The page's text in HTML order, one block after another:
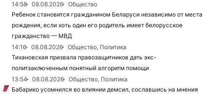
14:58 08.08.2026
Общество
Ребенок становится гражданином Беларуси независимо от места
рождения, если хоть один его родитель имеет белорусское
гражданство — МВД
14:16
08.08.2026
Общество, Политика
Тихановская призвала правозащитников дать экс-
политзаключенным понятный алгоритм помощи
13:54
08.08.2026
Общество, Политика
Бабарико усомнился во влиянии демсил, сославшись на мнения